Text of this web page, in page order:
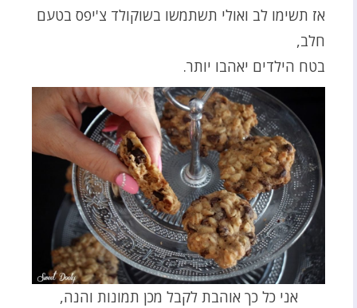
אז תשימו לב ואולי תשתמשו בשוקולד צ'יפס בטעם
חלב,
בטח הילדים יאהבו יותר.
אני כל כך אוהבת לקבל מכן תמונות והנה,